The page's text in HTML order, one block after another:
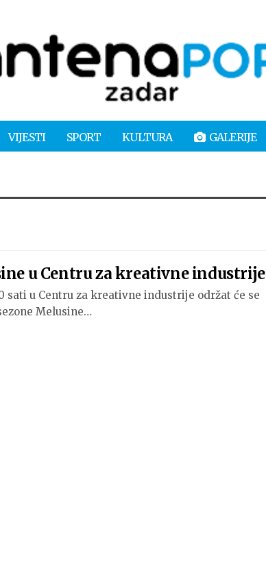
VIJESTI SPORT KULTURA GALERIJE
u Centru za kreativne industrije
sati u Centru za kreativne industrije održat će se
Melusine…